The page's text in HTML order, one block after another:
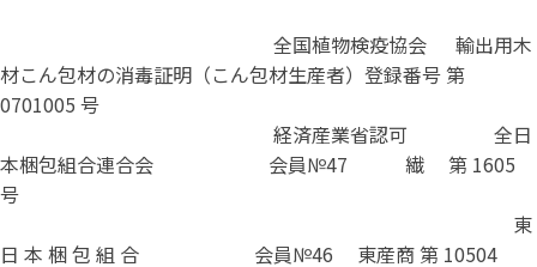
全国植物検疫協会 輸出用木
材こん包材の消毒証明（こん包材生産者）登録番号 第
0701005 号
経済産業省認可 全日
本梱包組合連合会 会員№47 繊 第 1605
号
東
日 本 梱 包 組 合 会員№46 東産商 第 10504